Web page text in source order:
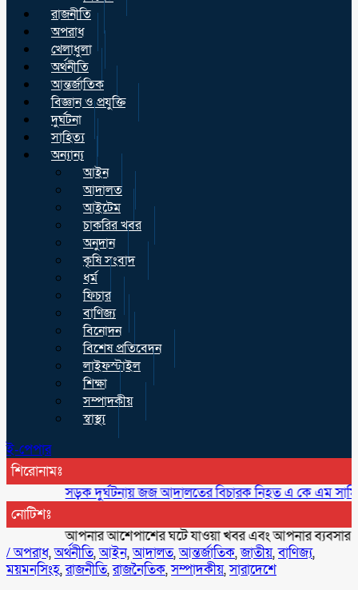
রাজনীতি
অপরাধ
খেলাধুলা
অর্থনীতি
আন্তর্জাতিক
বিজ্ঞান ও প্রযুক্তি
দুর্ঘটনা
সাহিত্য
অন্যান্য
আইন
আদালত
আইটেম
চাকরির খবর
অনুদান
কৃষি সংবাদ
ধর্ম
ফিচার
বাণিজ্য
বিনোদন
বিশেষ প্রতিবেদন
লাইফস্টাইল
শিক্ষা
সম্পাদকীয়
স্বাস্থ্য
ই-পেপার
শিরোনামঃ
সড়ক দুর্ঘটনায় জজ আদালতের বিচারক নিহত এ কে এম সামিউল
নোটিশঃ
আপনার আশেপাশের ঘটে যাওয়া খবর এবং আপনার ব্যবসার
/অপরাধ,অর্থনীতি,আইন,আদালত,আন্তর্জাতিক,জাতীয়,বাণিজ্য,
ময়মনসিংহ,রাজনীতি,রাজনৈতিক,সম্পাদকীয়,সারাদেশে